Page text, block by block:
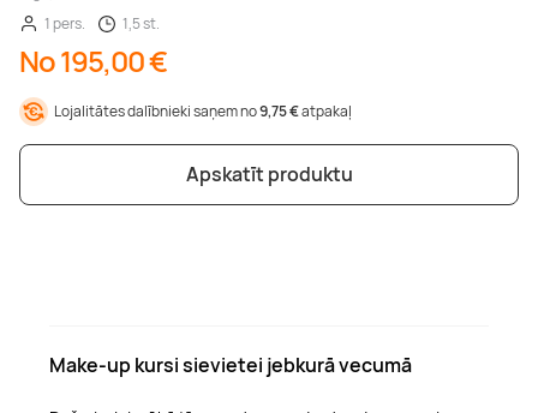
1 pers.
1,5 st.
No 195,00 €
Lojalitātes dalībnieki saņem no9,75 €atpakaļ
Apskatīt produktu
Make-up kursi sievietei jebkurā vecumā